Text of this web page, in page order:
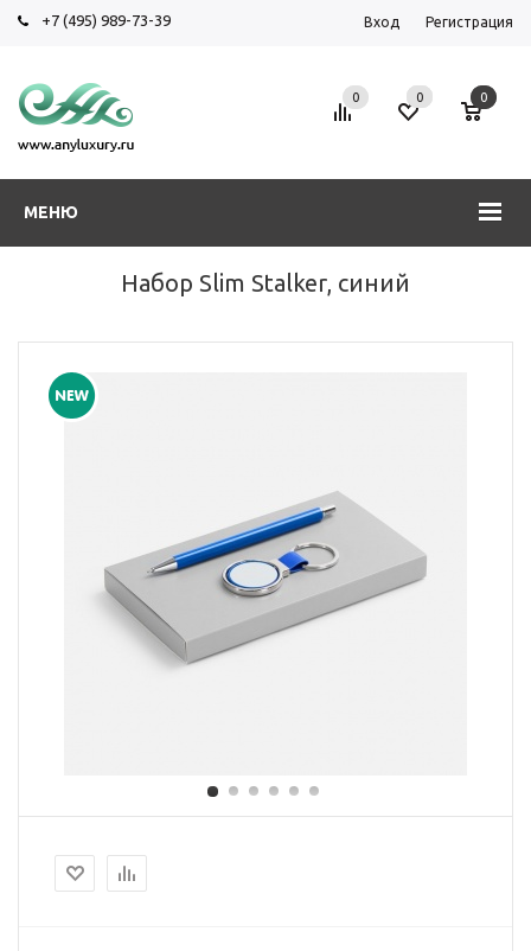
+7 (495) 989-73-39 Вход Регистрация
МЕНЮ
0 0 0
Набор Slim Stalker, синий